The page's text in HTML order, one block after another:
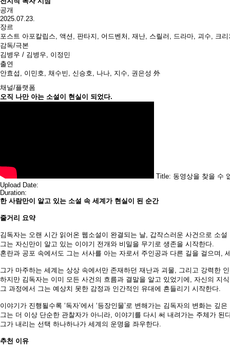
공개
2025.07.23.
장르
포스트 아포칼립스, 액션, 판타지, 어드벤처, 재난, 스릴러, 드라마, 괴수, 크
감독/극본
김병우 / 김병우, 이정민
출연
안효섭, 이민호, 채수빈, 신승호, 나나, 지수, 권은성 外
채널/플랫폼
오직 나만 아는 소설이 현실이 되었다.
Title: 동영상을 찾을 수
Upload Date:
Duration:
한 사람만이 알고 있는 소설 속 세계가 현실이 된 순간
줄거리 요약
김독자는 오랜 시간 읽어온 웹소설이 완결되는 날, 갑작스러운 사건으로 소
그는 자신만이 알고 있는 이야기 전개와 비밀을 무기로 생존을 시작한다.
혼란과 공포 속에서도 그는 서사를 아는 자로서 주인공과 다른 길을 걸으며,
그가 마주하는 세계는 상상 속에서만 존재하던 재난과 괴물, 그리고 강력한
하지만 김독자는 이미 모든 사건의 흐름과 결말을 알고 있었기에, 자신의 지
그 과정에서 그는 예상치 못한 감정과 인간적인 유대에 흔들리기 시작한다.
이야기가 진행될수록 ‘독자’에서 ‘등장인물’로 변해가는 김독자의 변화는 깊
그는 더 이상 단순한 관찰자가 아니라, 이야기를 다시 써 내려가는 주체가 된
그가 내리는 선택 하나하나가 세계의 운명을 좌우한다.
추천 이유